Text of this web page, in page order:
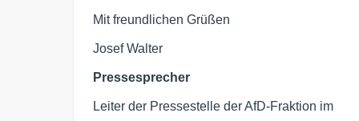
Mit freundlichen Grüßen
Josef Walter
Pressesprecher
Leiter der Pressestelle der AfD-Fraktion im